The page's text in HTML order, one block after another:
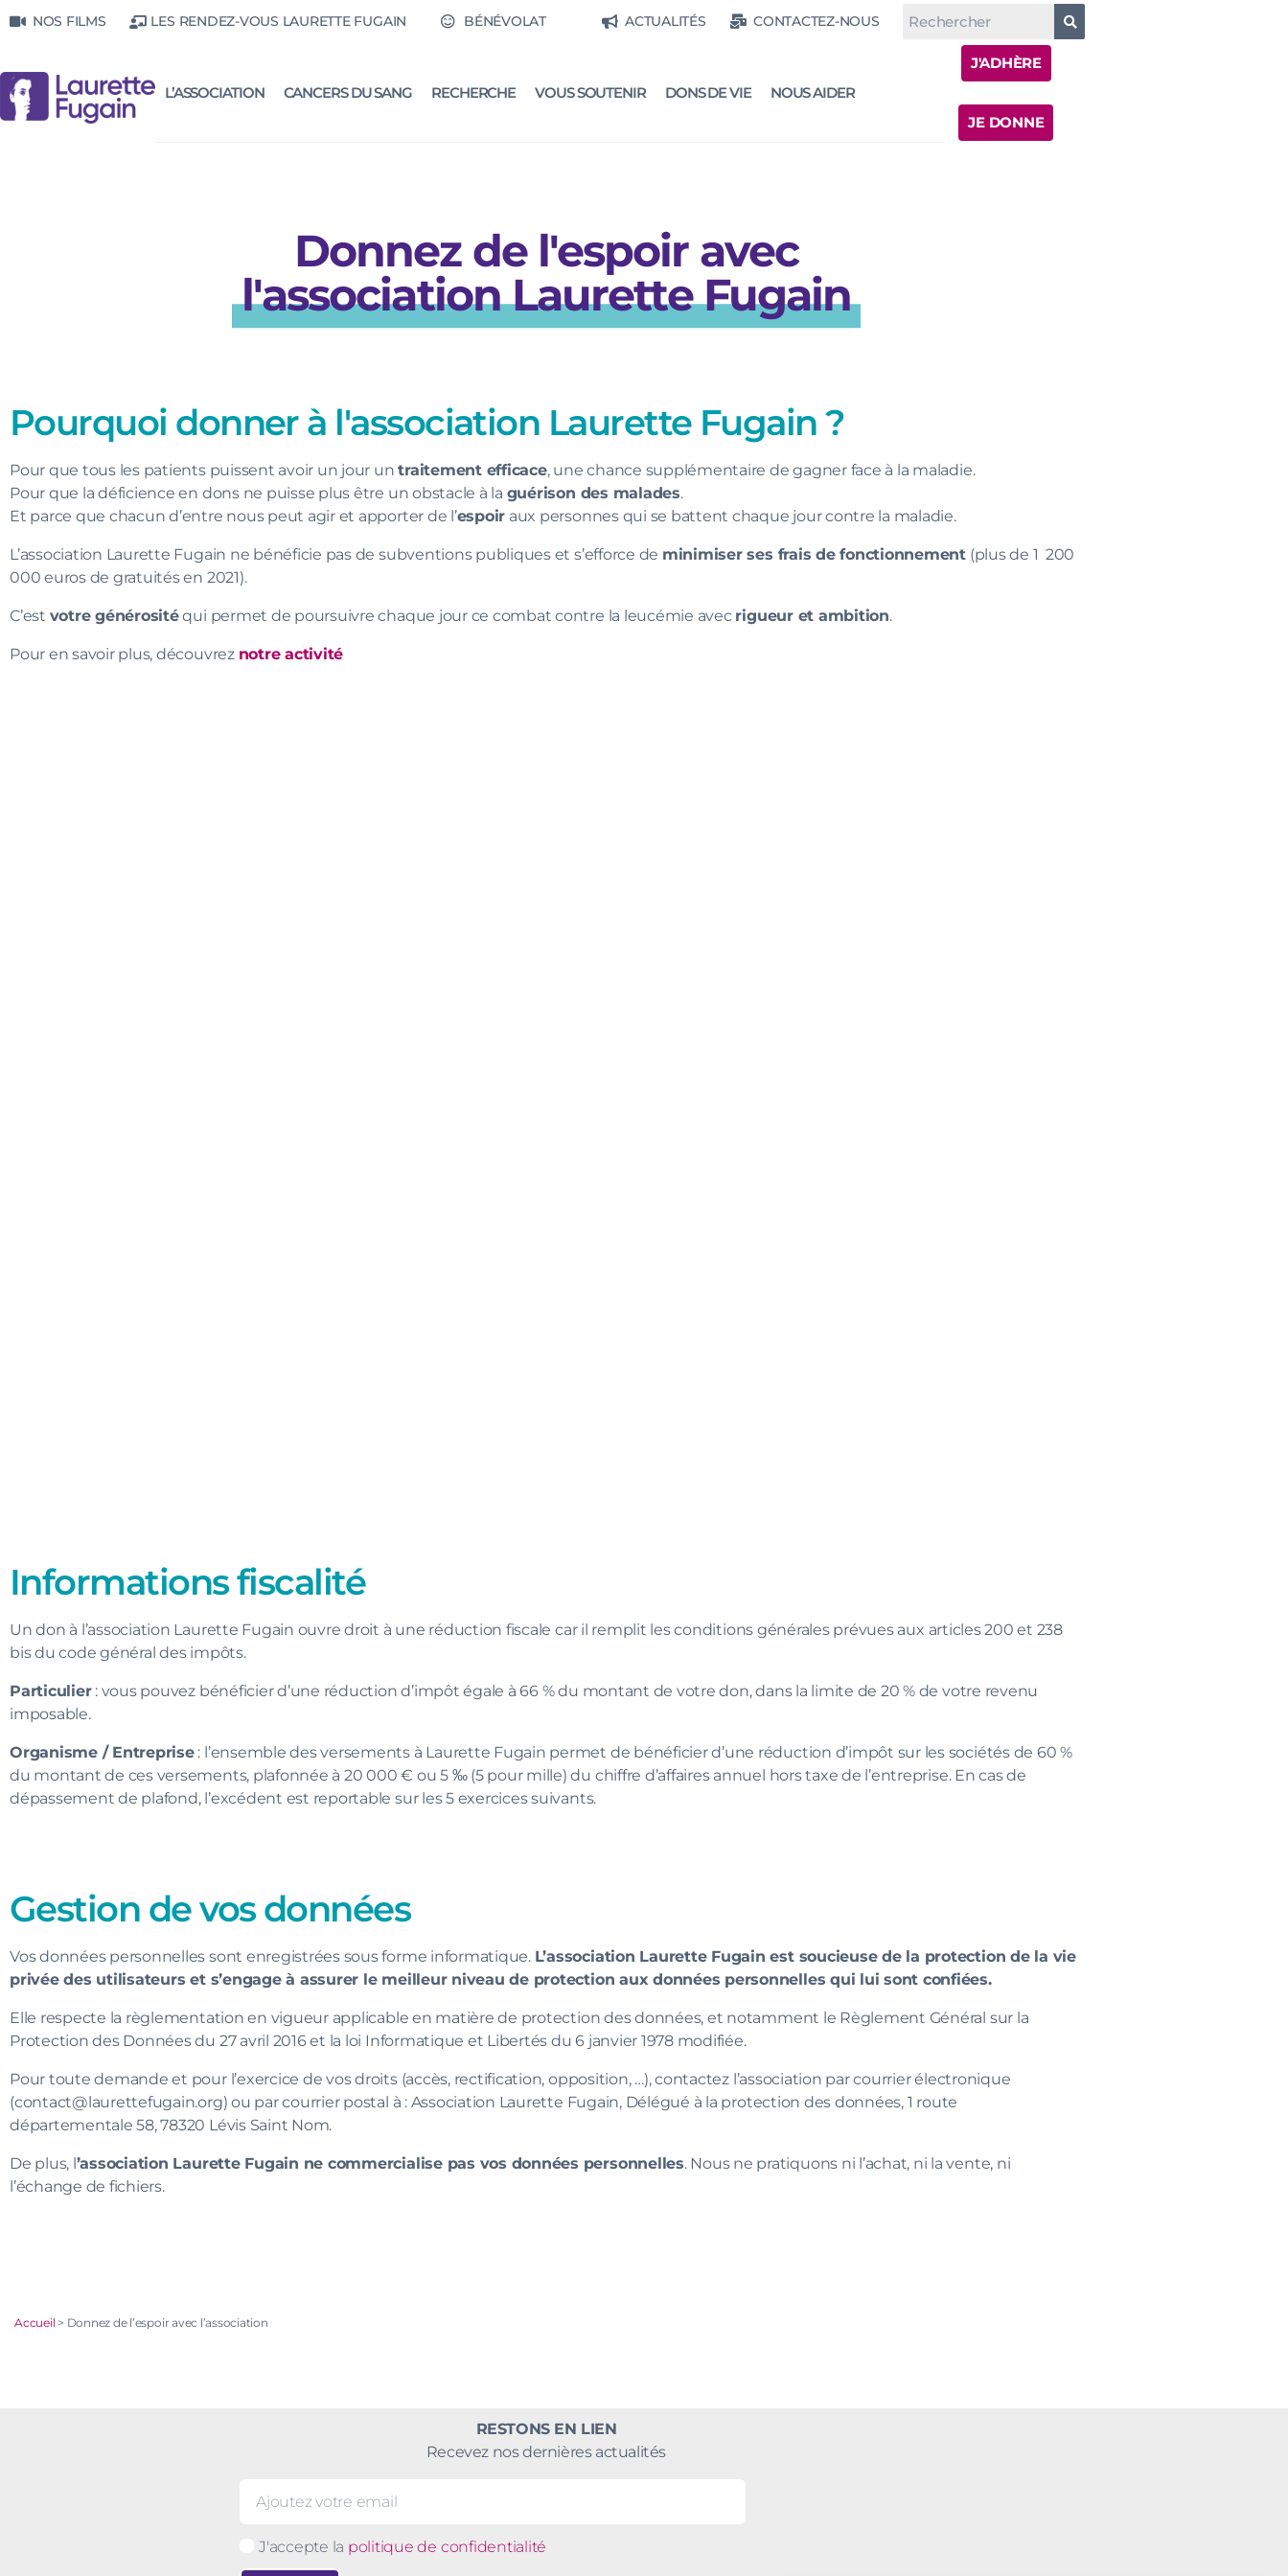
NOS FILMS LES RENDEZ-VOUS LAURETTE FUGAIN BÉNÉVOLAT ACTUALITÉS CONTACTEZ-NOUS
L’ASSOCIATION CANCERS DU SANG RECHERCHE VOUS SOUTENIR DONS DE VIE NOUS AIDER
J'ADHÈRE
JE DONNE
Donnez de l'espoir avec
l'association Laurette Fugain
Pourquoi donner à l'association Laurette Fugain ?
Pour que tous les patients puissent avoir un jour untraitement efficace, une chance supplémentaire de gagner face à la maladie.
Pour que la déficience en dons ne puisse plus être un obstacle à la guérison des malades.
Et parce que chacun d’entre nous peut agir et apporter de l’espoir aux personnes qui se battent chaque jour contre la maladie.
L’association Laurette Fugain ne bénéficie pas de subventions publiques et s’efforce de minimiser ses frais de fonctionnement (plus de 1 200
000 euros de gratuités en 2021).
C’est votre générositéqui permet de poursuivre chaque jour ce combat contre la leucémie avec rigueur et ambition.
Pour en savoir plus, découvrez notre activité
Informations fiscalité
Un don à l’association Laurette Fugain ouvre droit à une réduction fiscale car il remplit les conditions générales prévues aux articles 200 et 238
bis du code général des impôts.
Particulier: vous pouvez bénéficier d’une réduction d’impôt égale à 66 % du montant de votre don, dans la limite de 20 % de votre revenu
imposable.
Organisme / Entreprise: l’ensemble des versements à Laurette Fugain permet de bénéficier d’une réduction d’impôt sur les sociétés de 60 %
du montant de ces versements, plafonnée à 20 000 € ou 5 ‰ (5 pour mille) du chiffre d’affaires annuel hors taxe de l’entreprise. En cas de
dépassement de plafond, l’excédent est reportable sur les 5 exercices suivants.
Gestion de vos données
Vos données personnelles sont enregistrées sous forme informatique. L’association Laurette Fugain est soucieuse de la protection de la vie
privée des utilisateurs et s’engage à assurer le meilleur niveau de protection aux données personnelles qui lui sont confiées.
Elle respecte la règlementation en vigueur applicable en matière de protection des données, et notamment le Règlement Général sur la
Protection des Données du 27 avril 2016 et la loi Informatique et Libertés du 6 janvier 1978 modifiée.
Pour toute demande et pour l’exercice de vos droits (accès, rectification, opposition, …), contactez l’association par courrier électronique
(contact@laurettefugain.org) ou par courrier postal à : Association Laurette Fugain, Délégué à la protection des données, 1 route
départementale 58, 78320 Lévis Saint Nom.
De plus, l’association Laurette Fugain ne commercialise pas vos données personnelles. Nous ne pratiquons ni l’achat, ni la vente, ni
l’échange de fichiers.
Accueil > Donnez de l’espoir avec l’association
RESTONS EN LIEN
Recevez nos dernières actualités
J'accepte la politique de confidentialité